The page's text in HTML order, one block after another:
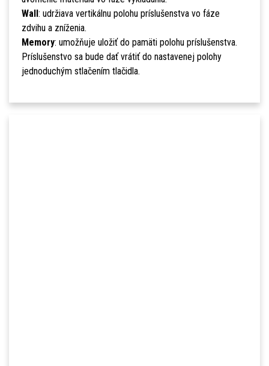
Wall : udržiava vertikálnu polohu príslušenstva vo fáze
zdvihu a zníženia.
Memory: umožňuje uložiť do pamäti polohu príslušenstva.
Príslušenstvo sa bude dať vrátiť do nastavenej polohy
jednoduchým stlačením tlačidla.